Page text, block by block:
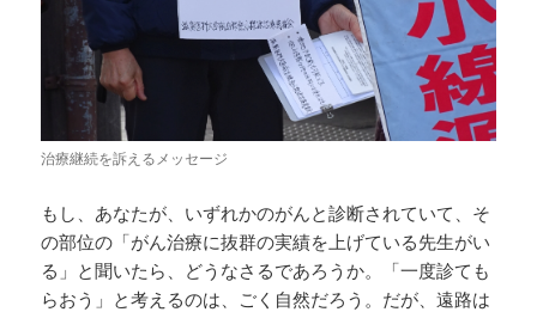
治療継続を訴えるメッセージ
もし、あなたが、いずれかのがんと診断されていて、そ
の部位の「がん治療に抜群の実績を上げている先生がい
る」と聞いたら、どうなさるであろうか。「一度診ても
らおう」と考えるのは、ごく自然だろう。だが、遠路は